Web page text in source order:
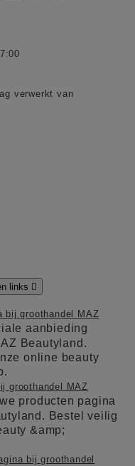
verwerkt van
links 
bij groothandel MAZ
aanbieding
Beautyland.
online beauty
groothandel MAZ
producten pagina
Bestel veilig
&amp;
bij groothandel